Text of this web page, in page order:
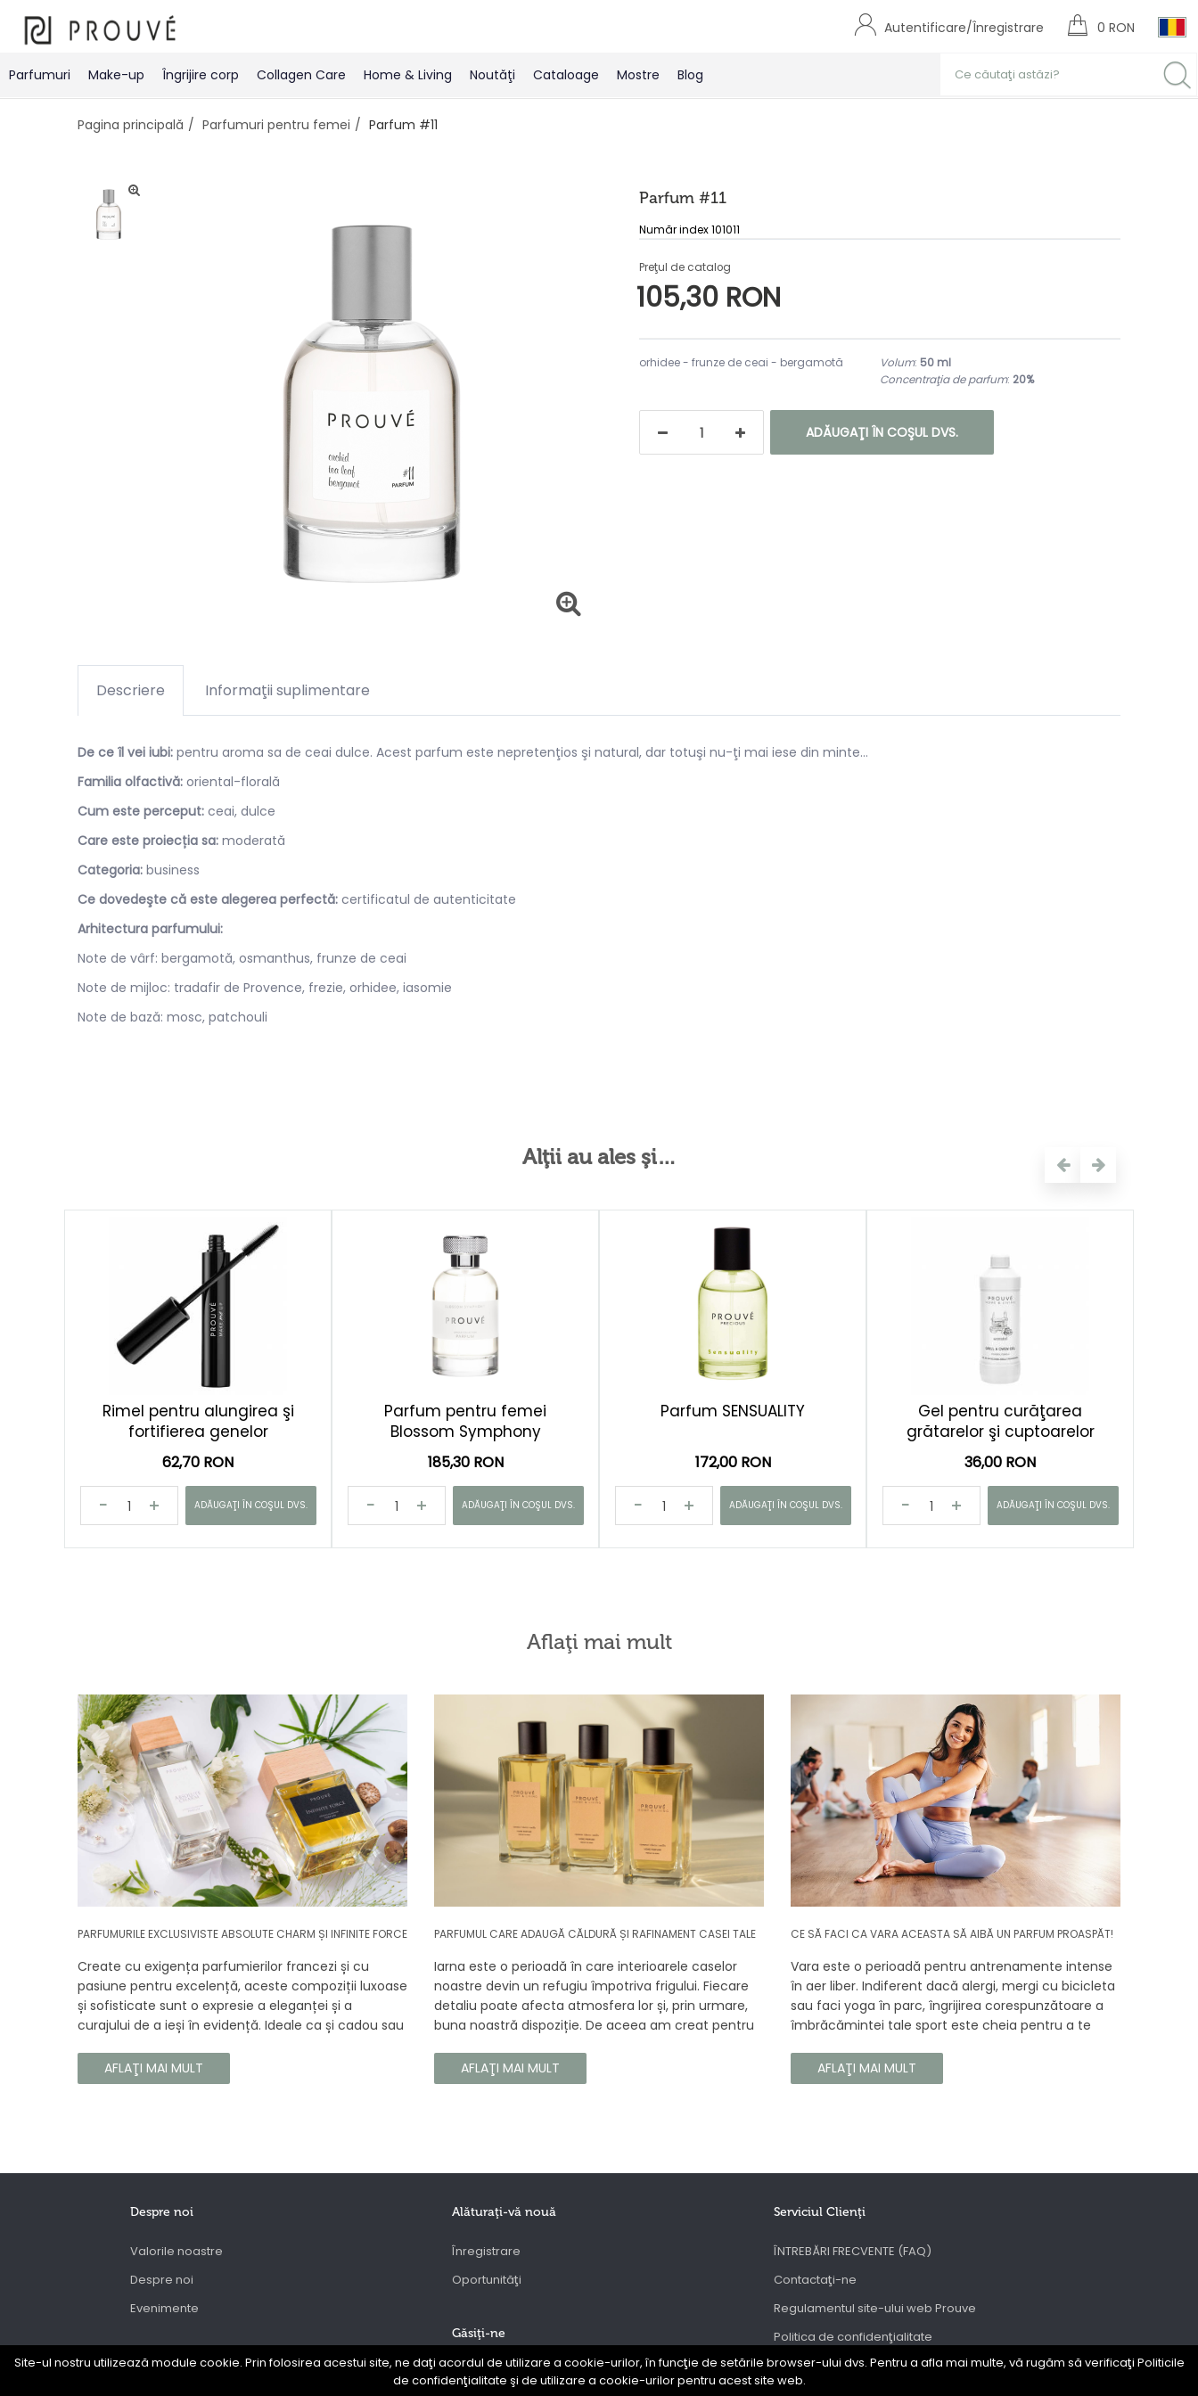
Autentificare/Înregistrare 0 RON
Parfumuri Make-up Îngrijire corp Collagen Care Home & Living Noutăţi Cataloage Mostre Blog
Pagina principală Parfumuri pentru femei Parfum #11
Parfum #11
Număr index 101011
Preţul de catalog
105,30 RON
orhidee - frunze de ceai - bergamotă Volum: 50 ml
Concentraţia de parfum: 20%
ADĂUGAŢI ÎN COŞUL DVS.
Descriere Informaţii suplimentare
De ce îl vei iubi: pentru aroma sa de ceai dulce. Acest parfum este nepretenţios şi natural, dar totuşi nu-ţi mai iese din minte…
Familia olfactivă: oriental-florală
Cum este perceput: ceai, dulce
Care este proiecția sa: moderată
Categoria: business
Ce dovedeşte că este alegerea perfectă: certificatul de autenticitate
Arhitectura parfumului:
Note de vârf: bergamotă, osmanthus, frunze de ceai
Note de mijloc: tradafir de Provence, frezie, orhidee, iasomie
Note de bază: mosc, patchouli
Alţii au ales şi…
Rimel pentru alungirea şi
fortifierea genelor
62,70 RON
ADĂUGAŢI ÎN COŞUL DVS.
Parfum pentru femei
Blossom Symphony
185,30 RON
ADĂUGAŢI ÎN COŞUL DVS.
Parfum SENSUALITY
172,00 RON
ADĂUGAŢI ÎN COŞUL DVS.
Gel pentru curăţarea
grătarelor şi cuptoarelor
36,00 RON
ADĂUGAŢI ÎN COŞUL DVS.
Aflaţi mai mult
PARFUMURILE EXCLUSIVISTE ABSOLUTE CHARM ȘI INFINITE FORCE
Create cu exigența parfumierilor francezi și cu
pasiune pentru excelență, aceste compoziții luxoase
și sofisticate sunt o expresie a eleganței și a
curajului de a ieși în evidență. Ideale ca și cadou sau
parfumuri sunt dedicate celor care doresc să atragă
atenția și să emane un caracter unic și puternic.
AFLAŢI MAI MULT
PARFUMUL CARE ADAUGĂ CĂLDURĂ ȘI RAFINAMENT CASEI TALE
Iarna este o perioadă în care interioarele caselor
noastre devin un refugiu împotriva frigului. Fiecare
detaliu poate afecta atmosfera lor și, prin urmare,
buna noastră dispoziție. De aceea am creat pentru
limitată, care va învălui fiecare colț al casei tale cu
căldura și magia aromelor de iarnă. Noua noastră
AFLAŢI MAI MULT
CE SĂ FACI CA VARA ACEASTA SĂ AIBĂ UN PARFUM PROASPĂT!
Vara este o perioadă pentru antrenamente intense
în aer liber. Indiferent dacă alergi, mergi cu bicicleta
sau faci yoga în parc, îngrijirea corespunzătoare a
îmbrăcămintei tale sport este cheia pentru a te
acest articol, vă vom spune cum să vă îngrijiți
corect îmbrăcămintea sport, astfel încât să își
AFLAŢI MAI MULT
Site-ul nostru utilizează module cookie. Prin folosirea acestui site, ne daţi acordul de utilizare a cookie-urilor, în funcţie de setările browser-ului dvs. Pentru a afla mai multe, vă rugăm să verificaţi Politicile
de confidenţialitate şi de utilizare a cookie-urilor pentru acest site web.
Despre noi
Valorile noastre
Despre noi
Evenimente
Alăturaţi-vă nouă
Înregistrare
Oportunităţi
Găsiţi-ne
Serviciul Clienţi
ÎNTREBĂRI FRECVENTE (FAQ)
Contactaţi-ne
Regulamentul site-ului web Prouve
Politica de confidenţialitate
ANPC